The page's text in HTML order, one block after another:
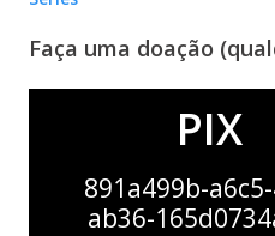
Faça uma doação
PIX
891a499b-
ab36-